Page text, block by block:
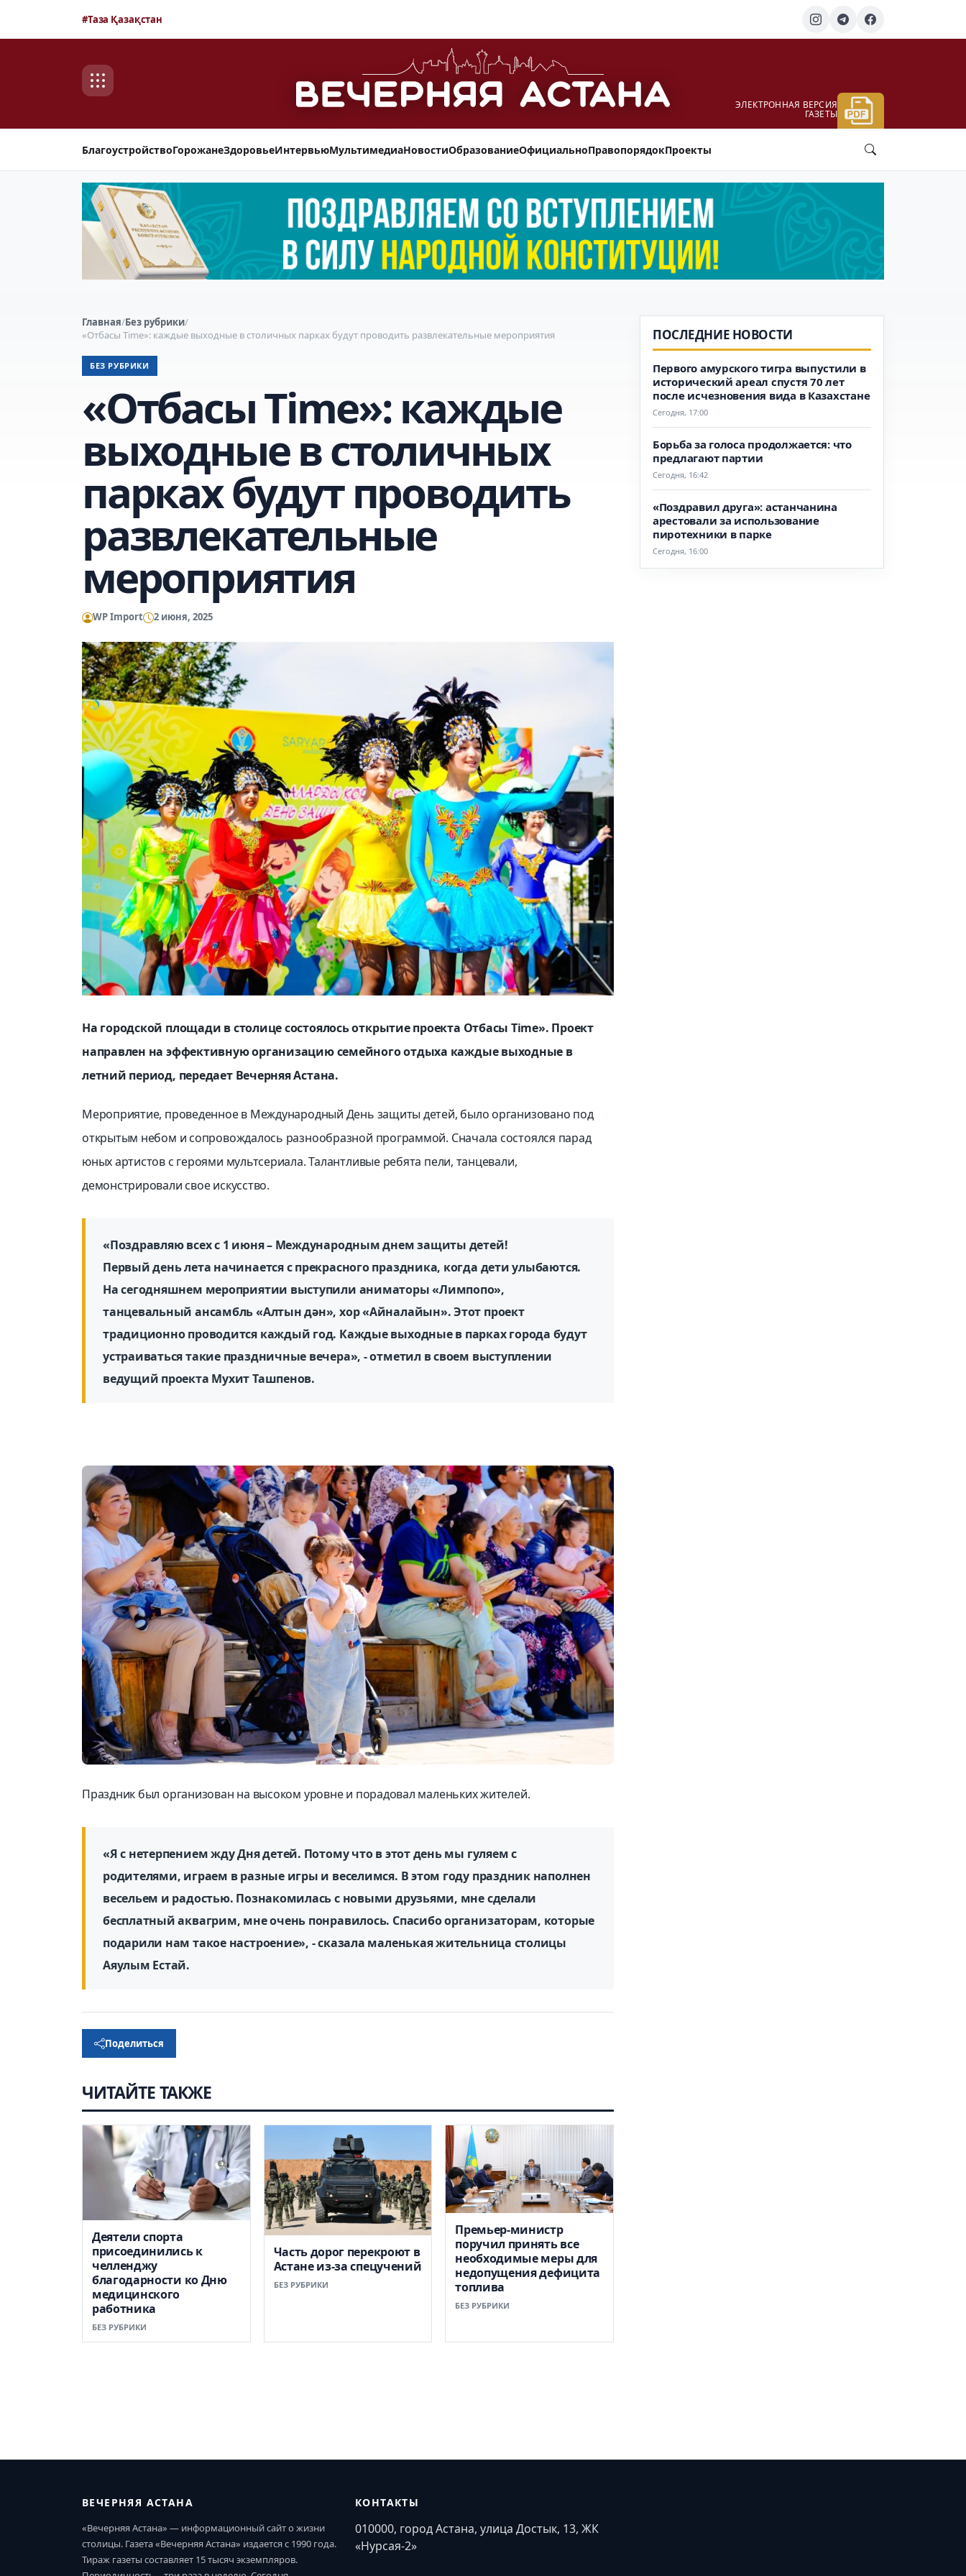
#Таза Қазақстан
ЭЛЕКТРОННАЯ ВЕРСИЯ
ГАЗЕТЫ
БлагоустройствоГорожанеЗдоровьеИнтервьюМультимедиаНовостиОбразованиеОфициальноПравопорядокПроекты
Главная/Без рубрики/
«Отбасы Time»: каждые выходные в столичных парках будут проводить развлекательные мероприятия
БЕЗ РУБРИКИ
«Отбасы Time»: каждые
выходные в столичных
парках будут проводить
развлекательные
мероприятия
WP Import 2 июня, 2025
На городской площади в столице состоялось открытие проекта Отбасы Time». Проект
направлен на эффективную организацию семейного отдыха каждые выходные в
летний период, передает Вечерняя Астана.
Мероприятие, проведенное в Международный День защиты детей, было организовано под
открытым небом и сопровождалось разнообразной программой. Сначала состоялся парад
юных артистов с героями мультсериала. Талантливые ребята пели, танцевали,
демонстрировали свое искусство.
«Поздравляю всех с 1 июня – Международным днем защиты детей!
Первый день лета начинается с прекрасного праздника, когда дети улыбаются.
На сегодняшнем мероприятии выступили аниматоры «Лимпопо»,
танцевальный ансамбль «Алтын дән», хор «Айналайын». Этот проект
традиционно проводится каждый год. Каждые выходные в парках города будут
устраиваться такие праздничные вечера», - отметил в своем выступлении
ведущий проекта Мухит Ташпенов.
Праздник был организован на высоком уровне и порадовал маленьких жителей.
«Я с нетерпением жду Дня детей. Потому что в этот день мы гуляем с
родителями, играем в разные игры и веселимся. В этом году праздник наполнен
весельем и радостью. Познакомилась с новыми друзьями, мне сделали
бесплатный аквагрим, мне очень понравилось. Спасибо организаторам, которые
подарили нам такое настроение», - сказала маленькая жительница столицы
Аяулым Естай.
Поделиться
ЧИТАЙТЕ ТАКЖЕ
Деятели спорта
присоединились к
челленджу
благодарности ко Дню
медицинского
работника
БЕЗ РУБРИКИ
Часть дорог перекроют в
Астане из-за спецучений
БЕЗ РУБРИКИ
Премьер-министр
поручил принять все
необходимые меры для
недопущения дефицита
топлива
БЕЗ РУБРИКИ
ПОСЛЕДНИЕ НОВОСТИ
Первого амурского тигра выпустили в
исторический ареал спустя 70 лет
после исчезновения вида в Казахстане
Сегодня, 17:00
Борьба за голоса продолжается: что
предлагают партии
Сегодня, 16:42
«Поздравил друга»: астанчанина
арестовали за использование
пиротехники в парке
Сегодня, 16:00
ВЕЧЕРНЯЯ АСТАНА
«Вечерняя Астана» — информационный сайт о жизни
столицы. Газета «Вечерняя Астана» издается с 1990 года.
Тираж газеты составляет 15 тысяч экземпляров.
КОНТАКТЫ
010000, город Астана, улица Достык, 13, ЖК
«Нурсая-2»